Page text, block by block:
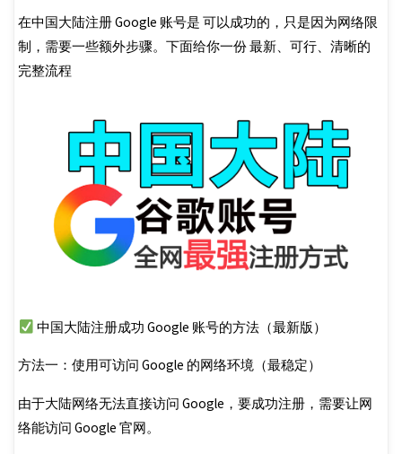
在中国大陆注册 Google 账号是 可以成功的，只是因为网络限
制，需要一些额外步骤。下面给你一份 最新、可行、清晰的
完整流程
中国大陆注册成功 Google 账号的方法（最新版）
方法一：使用可访问 Google 的网络环境（最稳定）
由于大陆网络无法直接访问 Google，要成功注册，需要让网
络能访问 Google 官网。